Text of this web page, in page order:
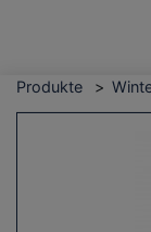
Produkte